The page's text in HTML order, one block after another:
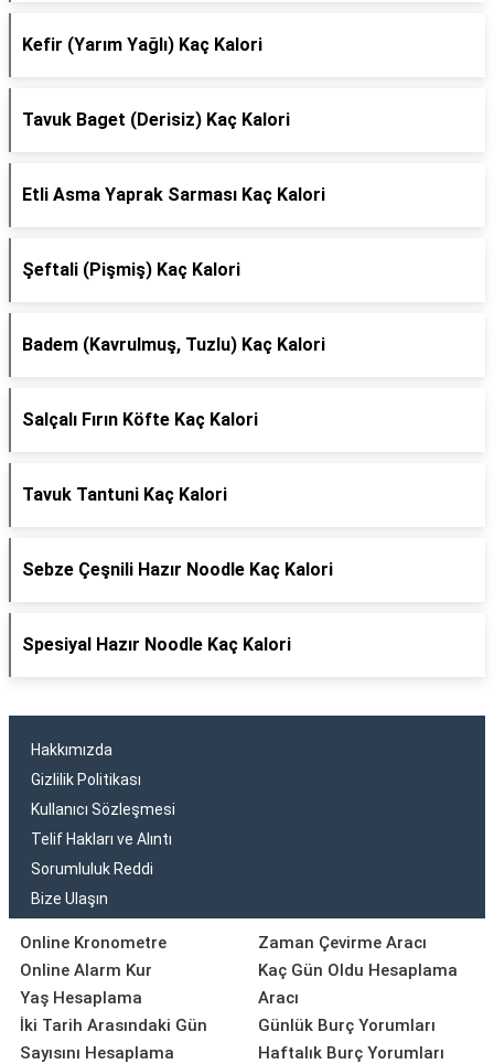
Kefir (Yarım Yağlı) Kaç Kalori
Tavuk Baget (Derisiz) Kaç Kalori
Etli Asma Yaprak Sarması Kaç Kalori
Şeftali (Pişmiş) Kaç Kalori
Badem (Kavrulmuş, Tuzlu) Kaç Kalori
Salçalı Fırın Köfte Kaç Kalori
Tavuk Tantuni Kaç Kalori
Sebze Çeşnili Hazır Noodle Kaç Kalori
Spesiyal Hazır Noodle Kaç Kalori
Hakkımızda
Gizlilik Politikası
Kullanıcı Sözleşmesi
Telif Hakları ve Alıntı
Sorumluluk Reddi
Bize Ulaşın
Online Kronometre
Online Alarm Kur
Yaş Hesaplama
İki Tarih Arasındaki Gün
Sayısını Hesaplama
Zaman Çevirme Aracı
Kaç Gün Oldu Hesaplama
Aracı
Günlük Burç Yorumları
Haftalık Burç Yorumları